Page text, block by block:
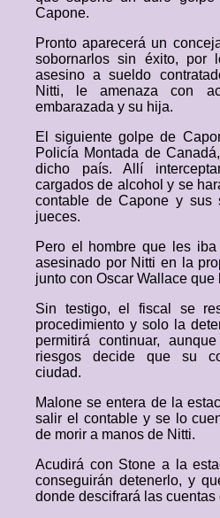
Capone.
Pronto aparecerá un
sobornarlos sin éxito, por
asesino a sueldo
Nitti, le amenaza con
embarazada y su hija.
El siguiente golpe de
Policía Montada de
dicho país. Allí
cargados de alcohol y se
contable de Capone y sus
jueces.
Pero el hombre que les
asesinado por Nitti en la
junto con Oscar Wallace que
Sin testigo, el fiscal se
procedimiento y solo la
permitirá continuar,
riesgos decide que su
ciudad.
Malone se entera de la
salir el contable y se lo
de morir a manos de Nitti.
Acudirá con Stone a la
conseguirán detenerlo, y
donde descifrará las cuentas